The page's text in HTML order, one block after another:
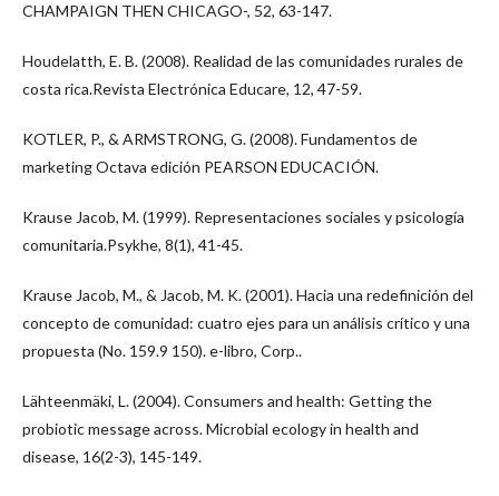
CHAMPAIGN THEN CHICAGO-, 52, 63-147.
Houdelatth, E. B. (2008). Realidad de las comunidades rurales de
costa rica.Revista Electrónica Educare, 12, 47-59.
KOTLER, P., & ARMSTRONG, G. (2008). Fundamentos de
marketing Octava edición PEARSON EDUCACIÓN.
Krause Jacob, M. (1999). Representaciones sociales y psicología
comunitaria.Psykhe, 8(1), 41-45.
Krause Jacob, M., & Jacob, M. K. (2001). Hacia una redefinición del
concepto de comunidad: cuatro ejes para un análisis crítico y una
propuesta (No. 159.9 150). e-libro, Corp..
Lähteenmäki, L. (2004). Consumers and health: Getting the
probiotic message across. Microbial ecology in health and
disease, 16(2-3), 145-149.